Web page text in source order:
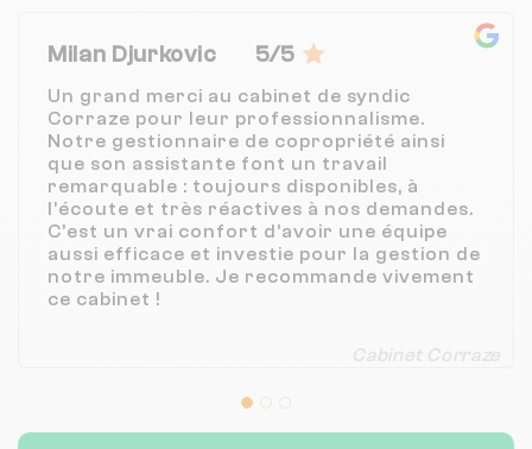
Milan Djurkovic 5/5
Un grand merci au cabinet de syndic
Corraze pour leur professionnalisme.
Notre gestionnaire de copropriété ainsi
que son assistante font un travail
remarquable : toujours disponibles, à
l’écoute et très réactives à nos demandes.
C’est un vrai confort d’avoir une équipe
aussi efficace et investie pour la gestion de
notre immeuble. Je recommande vivement
ce cabinet !
Cabinet Corraze